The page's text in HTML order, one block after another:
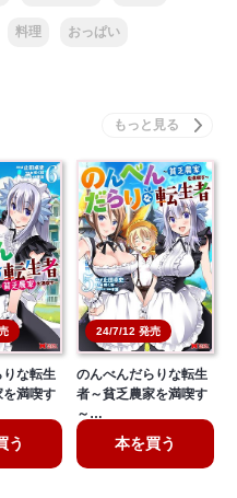
料理 おっぱい
な転生
満喫す
う
24/7/12 発売
のんべんだらりな転生
者～貧乏農家を満喫す
～…
本を買う